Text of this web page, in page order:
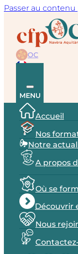
Passer au
OC
MENU
Accueil
Nos
Notre
A propos
Où se
Découvrir
Nous